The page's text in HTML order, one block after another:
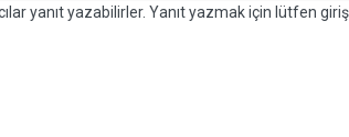
yanıt yazabilirler. Yanıt yazmak için lütfen giriş